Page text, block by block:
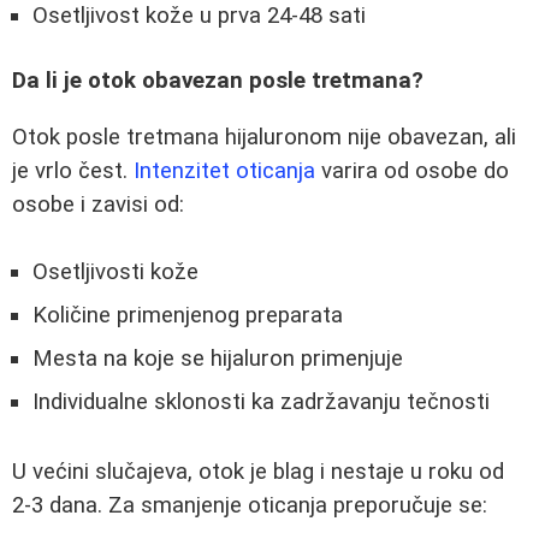
Osetljivost kože u prva 24-48 sati
Da li je otok obavezan posle tretmana?
Otok posle tretmana hijaluronom nije obavezan, ali
je vrlo čest. Intenzitet oticanja varira od osobe do
osobe i zavisi od:
Osetljivosti kože
Količine primenjenog preparata
Mesta na koje se hijaluron primenjuje
Individualne sklonosti ka zadržavanju tečnosti
U većini slučajeva, otok je blag i nestaje u roku od
2-3 dana. Za smanjenje oticanja preporučuje se: